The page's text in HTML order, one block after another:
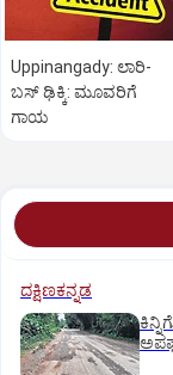
Uppinangady: ಲಾರಿ-
ಬಸ್‌ ಢಿಕ್ಕಿ: ಮೂವರಿಗೆ
ಗಾಯ
ದಕ್ಷಿಣಕನ್ನಡ